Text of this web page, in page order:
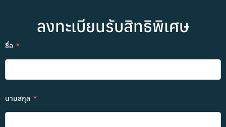
ลงทะเบียนรับสิทธิพิเศษ
ชื่อ
นามสกุล